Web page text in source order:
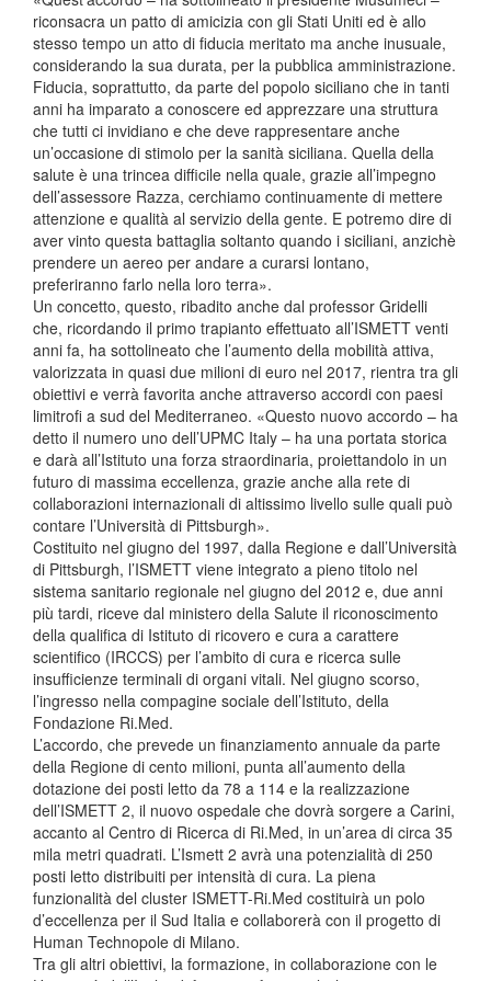
riconsacra un patto di amicizia con gli Stati Uniti ed è allo
stesso tempo un atto di fiducia meritato ma anche inusuale,
considerando la sua durata, per la pubblica amministrazione.
Fiducia, soprattutto, da parte del popolo siciliano che in tanti
anni ha imparato a conoscere ed apprezzare una struttura
che tutti ci invidiano e che deve rappresentare anche
un’occasione di stimolo per la sanità siciliana. Quella della
salute è una trincea difficile nella quale, grazie all’impegno
dell’assessore Razza, cerchiamo continuamente di mettere
attenzione e qualità al servizio della gente. E potremo dire di
aver vinto questa battaglia soltanto quando i siciliani, anzichè
prendere un aereo per andare a curarsi lontano,
preferiranno farlo nella loro terra».
Un concetto, questo, ribadito anche dal professor Gridelli
che, ricordando il primo trapianto effettuato all’ISMETT venti
anni fa, ha sottolineato che l’aumento della mobilità attiva,
valorizzata in quasi due milioni di euro nel 2017, rientra tra gli
obiettivi e verrà favorita anche attraverso accordi con paesi
limitrofi a sud del Mediterraneo. «Questo nuovo accordo – ha
detto il numero uno dell’UPMC Italy – ha una portata storica
e darà all’Istituto una forza straordinaria, proiettandolo in un
futuro di massima eccellenza, grazie anche alla rete di
collaborazioni internazionali di altissimo livello sulle quali può
contare l’Università di Pittsburgh».
Costituito nel giugno del 1997, dalla Regione e dall’Università
di Pittsburgh, l’ISMETT viene integrato a pieno titolo nel
sistema sanitario regionale nel giugno del 2012 e, due anni
più tardi, riceve dal ministero della Salute il riconoscimento
della qualifica di Istituto di ricovero e cura a carattere
scientifico (IRCCS) per l’ambito di cura e ricerca sulle
insufficienze terminali di organi vitali. Nel giugno scorso,
l’ingresso nella compagine sociale dell’Istituto, della
Fondazione Ri.Med.
L’accordo, che prevede un finanziamento annuale da parte
della Regione di cento milioni, punta all’aumento della
dotazione dei posti letto da 78 a 114 e la realizzazione
dell’ISMETT 2, il nuovo ospedale che dovrà sorgere a Carini,
accanto al Centro di Ricerca di Ri.Med, in un’area di circa 35
mila metri quadrati. L’Ismett 2 avrà una potenzialità di 250
posti letto distribuiti per intensità di cura. La piena
funzionalità del cluster ISMETT-Ri.Med costituirà un polo
d’eccellenza per il Sud Italia e collaborerà con il progetto di
Human Technopole di Milano.
Tra gli altri obiettivi, la formazione, in collaborazione con le